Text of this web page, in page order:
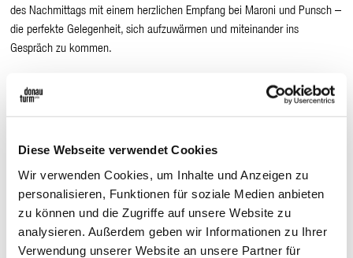
Diese Webseite verwendet Cookies
Wir verwenden Cookies, um Inhalte und Anzeigen zu
personalisieren, Funktionen für soziale Medien anbieten
zu können und die Zugriffe auf unsere Website zu
analysieren. Außerdem geben wir Informationen zu Ihrer
Verwendung unserer Website an unsere Partner für
des Nachmittags mit einem herzlichen Empfang bei Maroni und Punsch –
die perfekte Gelegenheit, sich aufzuwärmen und miteinander ins
Gespräch zu kommen.
Am frühen Abend ging es kulinarisch im Seewirtshaus weiter: In geselliger
Runde wurden regionale Köstlichkeiten genossen, begleitet von vielen
Gemeinsam feiern – gemeinsam
weitergehen